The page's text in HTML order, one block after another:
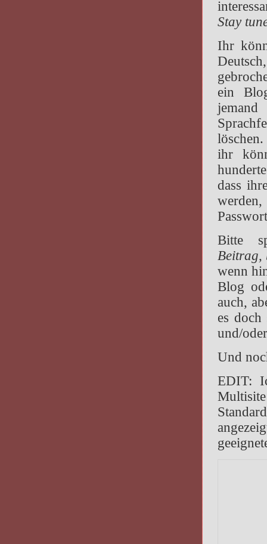
Stay
Ihr
ein
ihr
dass
Bitte
Beitrag,
wenn
Blog
auch,
es
und/
Und
EDIT: